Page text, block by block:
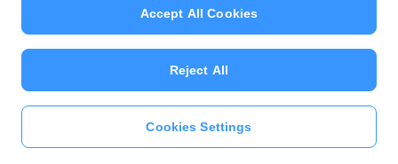
PayPayアプリをダウンロ
ード＞＞
© PayPay Corporation
Cookies Settings
Reject All
Accept All Cookies